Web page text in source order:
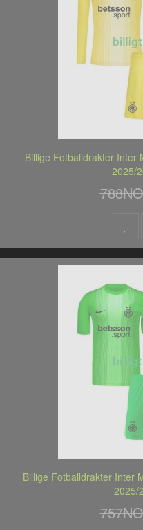
Billige Fotballdrakter Inter
2025/
Billige Fotballdrakter Inter
2025/